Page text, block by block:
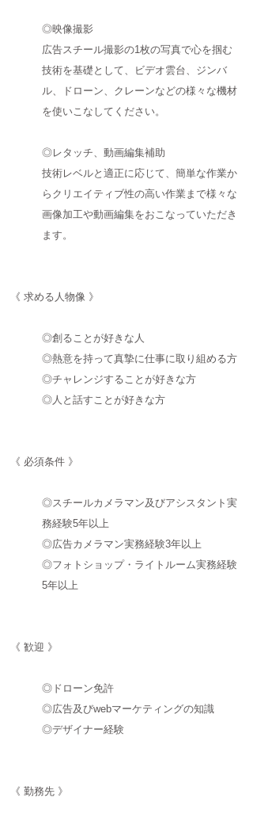
◎映像撮影
広告スチール撮影の1枚の写真で心を掴む
技術を基礎として、ビデオ雲台、ジンバ
ル、ドローン、クレーンなどの様々な機材
を使いこなしてください。
◎レタッチ、動画編集補助
技術レベルと適正に応じて、簡単な作業か
らクリエイティブ性の高い作業まで様々な
画像加工や動画編集をおこなっていただき
ます。​
《 求める人物像 》
​◎創ることが好きな人
◎熱意を持って真摯に仕事に取り組める方
◎チャレンジすることが好きな方
◎人と話すことが好きな方
《 必須条件 》
◎スチールカメラマン及びアシスタント実
務経験5年以上
◎広告カメラマン実務経験3年以上
◎フォトショップ・ライトルーム実務経験
5年以上
《 歓迎 》
◎ドローン免許
◎広告及びwebマーケティングの知識
◎デザイナー経験
《 勤務先 》